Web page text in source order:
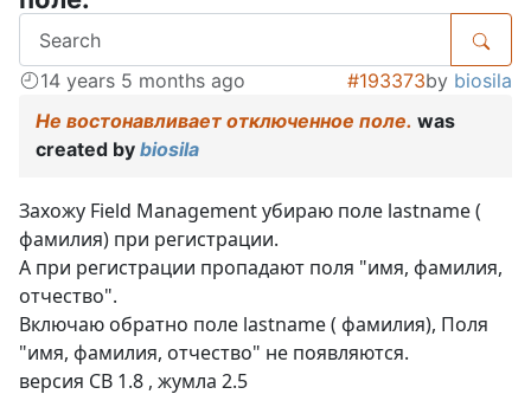
14 years 5 months ago #193373by biosila
Не востонавливает отключенное поле. was
created by biosila
Захожу Field Management убираю поле lastname (
фамилия) при регистрации.
А при регистрации пропадают поля "имя, фамилия,
отчество".
Включаю обратно поле lastname ( фамилия), Поля
"имя, фамилия, отчество" не появляются.
версия CB 1.8 , жумла 2.5